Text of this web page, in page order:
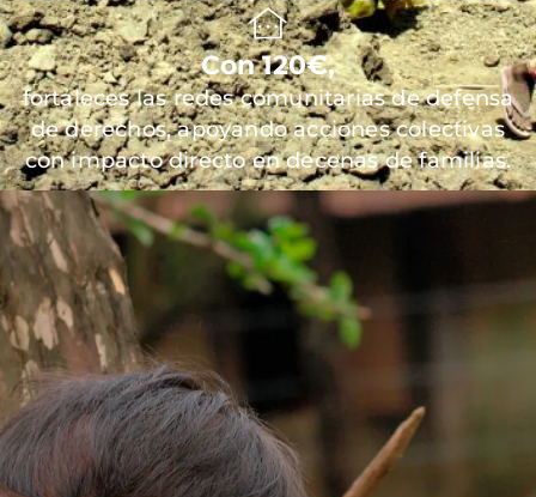
Con 120€,
fortaleces las redes comunitarias de defensa
de derechos, apoyando acciones colectivas
con impacto directo en decenas de familias.